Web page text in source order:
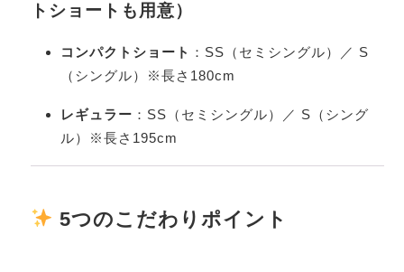
トショートも用意）
コンパクトショート ：SS（セミシングル）／ S
（シングル）※長さ180cm
レギュラー ：SS（セミシングル）／ S（シング
ル）※長さ195cm
5つのこだわりポイント